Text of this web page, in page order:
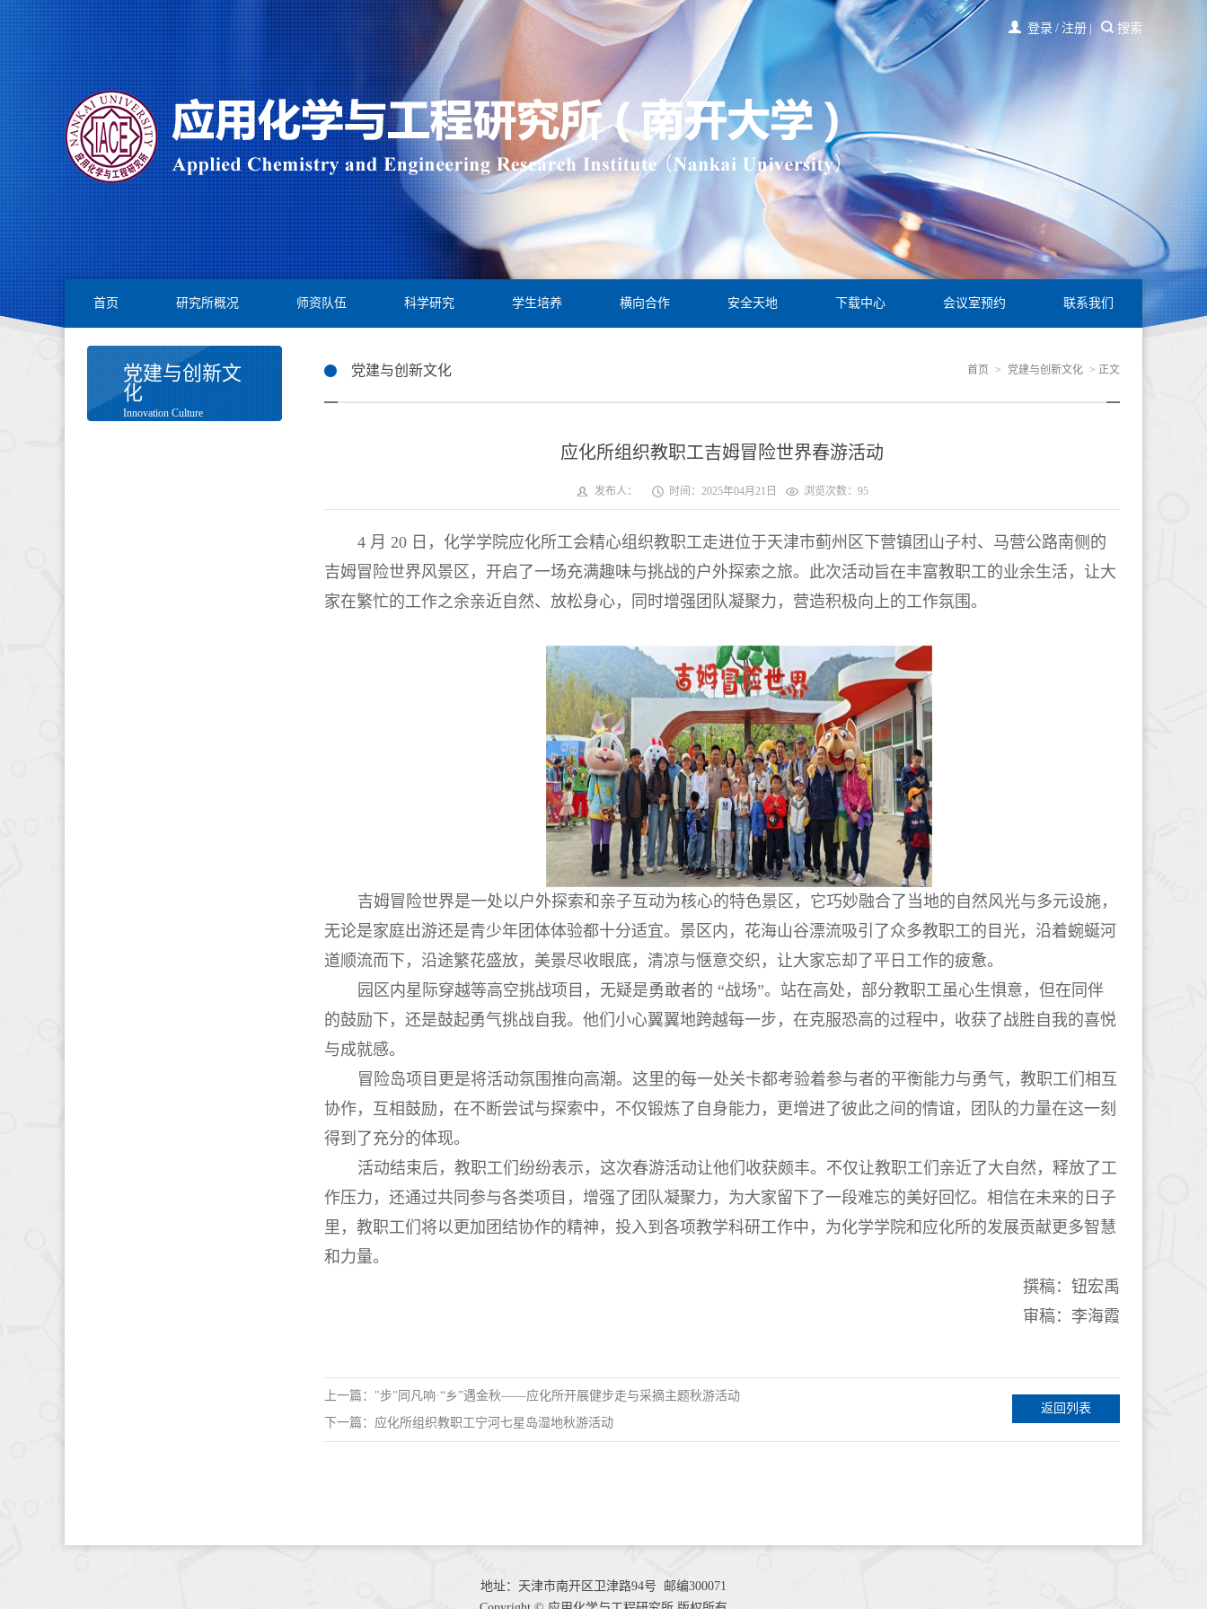
登录 / 注册 搜索
首页 研究所概况 师资队伍 科学研究 学生培养 横向合作 安全天地 下载中心 会议室预约 联系我们
党建与创新文
化
Innovation Culture
党建与创新文化 首页 > 党建与创新文化 > 正文
应化所组织教职工吉姆冒险世界春游活动
发布人： 时间：2025年04月21日 浏览次数： 95
4 月20 日，化学学院应化所工会精心组织教职工走进位于天津市蓟州区下营镇团山子村、马营公路南侧的
吉姆冒险世界风景区，开启了一场充满趣味与挑战的户外探索之旅。此次活动旨在丰富教职工的业余生活，让大
家在繁忙的工作之余亲近自然、放松身心，同时增强团队凝聚力，营造积极向上的工作氛围。
吉姆冒险世界是一处以户外探索和亲子互动为核心的特色景区，它巧妙融合了当地的自然风光与多元设施，
无论是家庭出游还是青少年团体体验都十分适宜。景区内，花海山谷漂流吸引了众多教职工的目光，沿着蜿蜒河
道顺流而下，沿途繁花盛放，美景尽收眼底，清凉与惬意交织，让大家忘却了平日工作的疲惫。
园区内星际穿越等高空挑战项目，无疑是勇敢者的 “战场”。站在高处，部分教职工虽心生惧意，但在同伴
的鼓励下，还是鼓起勇气挑战自我。他们小心翼翼地跨越每一步，在克服恐高的过程中，收获了战胜自我的喜悦
与成就感。
冒险岛项目更是将活动氛围推向高潮。这里的每一处关卡都考验着参与者的平衡能力与勇气，教职工们相互
协作，互相鼓励，在不断尝试与探索中，不仅锻炼了自身能力，更增进了彼此之间的情谊，团队的力量在这一刻
得到了充分的体现。
活动结束后，教职工们纷纷表示，这次春游活动让他们收获颇丰。不仅让教职工们亲近了大自然，释放了工
作压力，还通过共同参与各类项目，增强了团队凝聚力，为大家留下了一段难忘的美好回忆。 相信在未来的日子
里，教职工们将以更加团结协作的精神，投入到各项教学科研工作中，为化学学院和应化所的发展贡献更多智慧
和力量。
撰稿：钮宏禹
审稿：李海霞
返回列表
上一篇："步"同凡响·“乡”遇金秋——应化所开展健步走与采摘主题秋游活动
下一篇：应化所组织教职工宁河七星岛湿地秋游活动
地址：天津市南开区卫津路94号 邮编300071